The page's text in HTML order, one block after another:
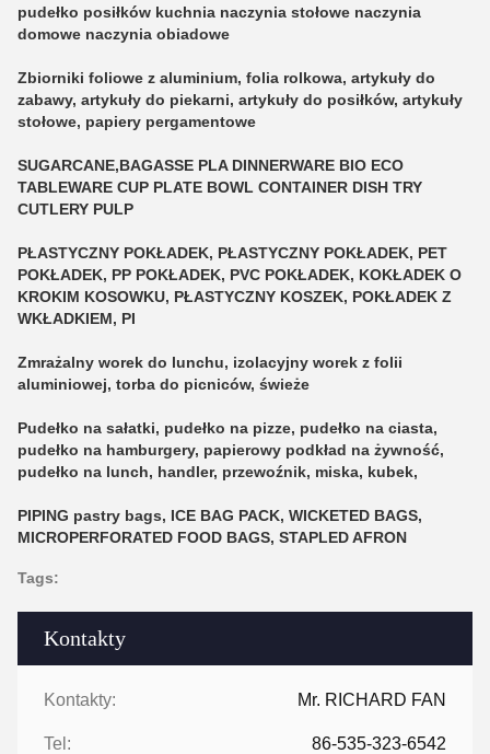
Kontakty
Kontakty: Mr. RICHARD FAN
Tel: 86-535-323-6542
pudełko posiłków kuchnia naczynia stołowe naczynia
domowe naczynia obiadowe
Zbiorniki foliowe z aluminium, folia rolkowa, artykuły do
zabawy, artykuły do piekarni, artykuły do posiłków, artykuły
stołowe, papiery pergamentowe
SUGARCANE,BAGASSE PLA DINNERWARE BIO ECO
TABLEWARE CUP PLATE BOWL CONTAINER DISH TRY
CUTLERY PULP
PŁASTYCZNY POKŁADEK, PŁASTYCZNY POKŁADEK, PET
POKŁADEK, PP POKŁADEK, PVC POKŁADEK, KOKŁADEK O
KROKIM KOSOWKU, PŁASTYCZNY KOSZEK, POKŁADEK Z
WKŁADKIEM, PI
Zmrażalny worek do lunchu, izolacyjny worek z folii
aluminiowej, torba do picniców, świeże
Pudełko na sałatki, pudełko na pizze, pudełko na ciasta,
pudełko na hamburgery, papierowy podkład na żywność,
pudełko na lunch, handler, przewoźnik, miska, kubek,
PIPING pastry bags, ICE BAG PACK, WICKETED BAGS,
MICROPERFORATED FOOD BAGS, STAPLED AFRON
Tags: